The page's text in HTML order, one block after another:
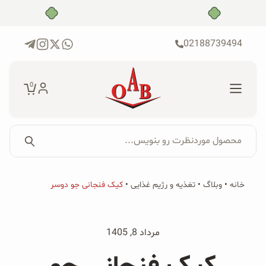
02188739494
0
برای:
جستجو...
پکیج‌ها
محصولات ارگانیک
محصول موردنظرت رو بنویس...
خانه • وبلاگ • تغذیه و رژیم غذایی • کیک فنجانی جو دوسر
مرداد 8, 1405